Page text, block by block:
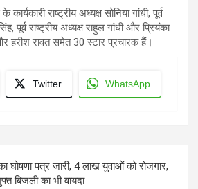
राष्ट्रीय अध्यक्ष सोनिया गांधी, पूर्व
पूर्व राष्ट्रीय अध्यक्ष राहुल गांधी और प्रियंका
हरीश रावत समेत 30 स्टार प्रचारक हैं।
Twitter WhatsApp
घोषणा पत्र जारी, 4 लाख युवाओं को रोजगार,
बिजली का भी वायदा